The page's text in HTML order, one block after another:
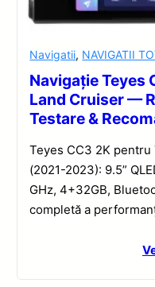
Navigatii, NAVIGATII
Navigație Teyes
Land Cruiser —
Testare &
Teyes CC3 2K
(2021-2023): 9.5”
GHz, 4+32GB,
completă a